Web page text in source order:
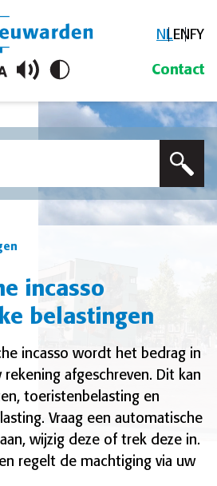
NLENFY
Contact
incasso
belastingen
incasso wordt het bedrag in
afgeschreven. Dit kan
toeristenbelasting en
Vraag een automatische
wijzig deze of trek deze in.
regelt de machtiging via uw